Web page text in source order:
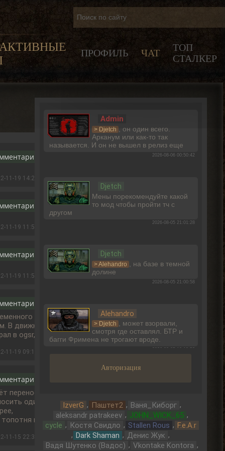
ПРОФИЛЬ ЧАТ
ТОП
СТАЛКЕР
11-19 14:21:25
11-19 11:52:34
11-19 11:51:46
В движке
в ogsr,
11-19 09:14:23
переноса..,
один
на
11-15 22:36:36
Admin
> Djetch , он один всего.
Арканум или как-то так
называется. И он не вышел в релиз еще
2026-08-06 00:50:42
Djetch
Мены порекомендуйте какой
то мод чтобы пройти тч с
другом
2026-08-05 21:01:28
Djetch
> Alehandro , на базе в темной
долине
2026-08-05 21:00:58
Alehandro
> Djetch , может взорвали,
смотря где оставлял. БТР и
багги Фримена не трогают вроде.
2026-08-05 19:10:58
2026-08-05 15:46:22
Djetch
-3 часа прогресса, кайффф
Авторизация
IzverG , Паштет2 , Ваня_Киборг ,
aleksandr patrakeev , JOHN_WICK_65 ,
cycle , Костя Свидло , Stallen Rous , F.e.A.r
, Dark Shaman , Денис Жук ,
Вадя Шутенко (Вадос) , Vkontake Kontora ,